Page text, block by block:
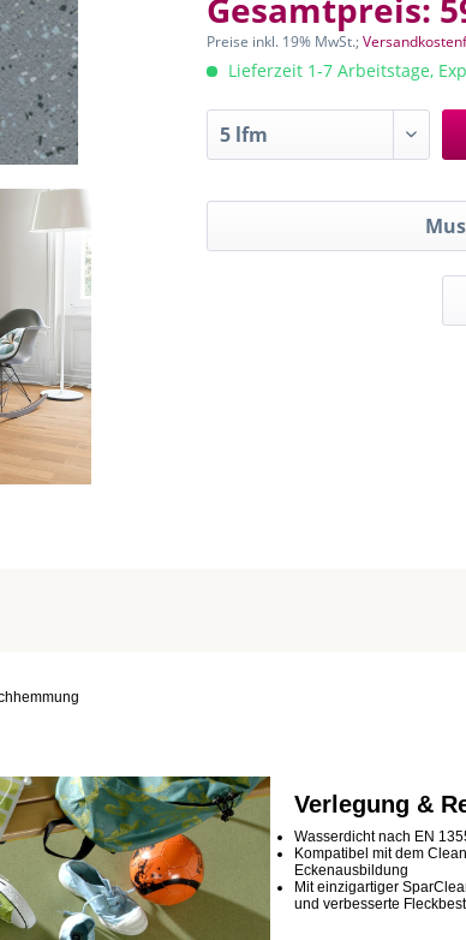
Gesamtpreis:
Preise inkl. 19% MwSt.;
Lieferzeit 1-7 Arbeitstage,
Verlegung &
Wasserdicht nach EN
Kompatibel mit dem
Eckenausbildung
Mit einzigartiger
und verbesserte